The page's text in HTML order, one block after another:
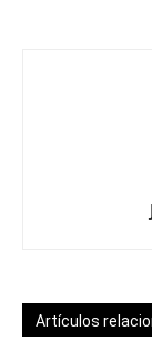
Artículos